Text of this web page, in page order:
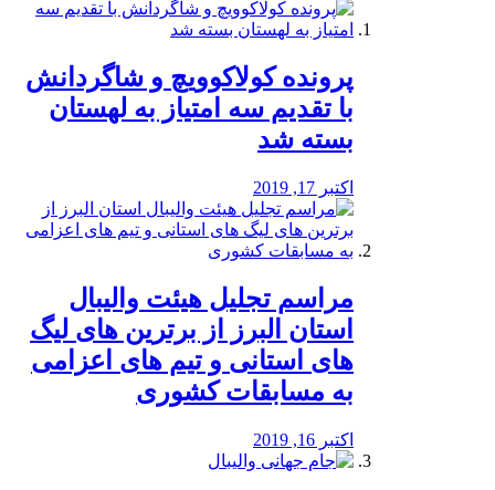
پرونده کولاکوویچ و شاگردانش
با تقدیم سه امتیاز به لهستان
بسته شد
اکتبر 17, 2019
مراسم تجلیل هیئت والیبال
استان البرز از برترین های لیگ
های استانی و تیم های اعزامی
به مسابقات کشوری
اکتبر 16, 2019